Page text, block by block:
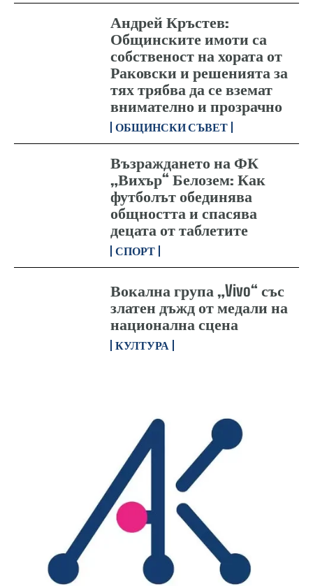
Андрей Кръстев:
Общинските имоти са
собственост на хората от
Раковски и решенията за
тях трябва да се вземат
внимателно и прозрачно
ОБЩИНСКИ СЪВЕТ
Възраждането на ФК
„Вихър“ Белозем: Как
футболът обединява
общността и спасява
децата от таблетите
СПОРТ
Вокална група „Vivo“ със
златен дъжд от медали на
национална сцена
КУЛТУРА